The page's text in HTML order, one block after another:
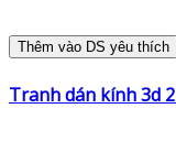
Thêm vào DS yêu thích
Tranh dán kính 3d